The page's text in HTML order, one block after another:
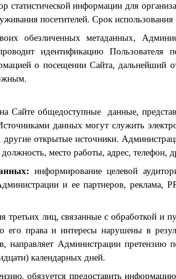
статистической информации для
посетителей. Срок
обезличенных метаданных,
идентификацию Пользователя
о посещении Сайта, дальнейший
Сайте общедоступные данные,
данных могут служить
открытые источники.
место работы, адрес, телефон,
информирование целевой
и ее партнеров, реклама,
третьих лиц, связанные с обработкой и
права и интересы нарушены в
направляет Администрации претензию
календарных дней.
обязуется предоставить